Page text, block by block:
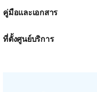
คู่มือและเอกสาร
ที่ตั้งศูนย์บริการ